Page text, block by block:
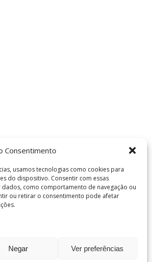
Consentimento
usamos tecnologias como cookies para
do dispositivo. Consentir com essas
como comportamento de navegação ou
ou retirar o consentimento pode afetar
Negar Ver preferências
direitos reservados.